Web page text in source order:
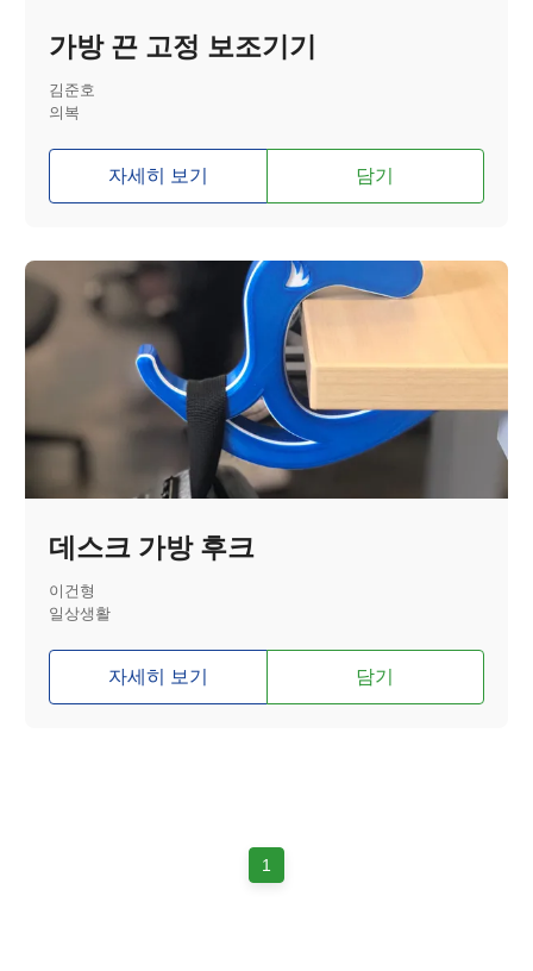
가방 끈 고정 보조기기
김준호
의복
자세히 보기 담기
데스크 가방 후크
이건형
일상생활
자세히 보기 담기
1